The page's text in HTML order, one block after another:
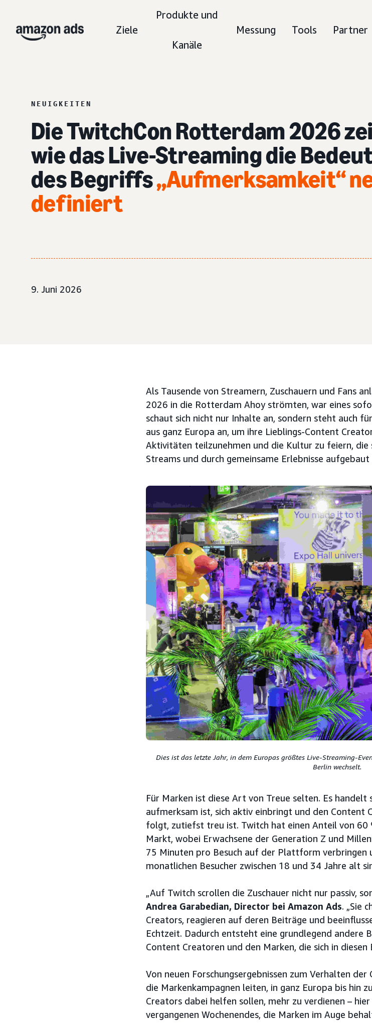
Ziele
Produkte und
Kanäle
Messung Tools Partner
NEUIGKEITEN
Die TwitchCon Rotterdam 2026
wie das Live-Streaming die
des Begriffs„Aufmerksamkeit“
definiert
9. Juni 2026
Als Tausende von Streamern, Zuschauern und Fans
2026 in die Rotterdam Ahoy strömten, war eines
schaut sich nicht nur Inhalte an, sondern steht auch
aus ganz Europa an, um ihre Lieblings-Content
Aktivitäten teilzunehmen und die Kultur zu feiern, die
Streams und durch gemeinsame Erlebnisse aufgebaut
Dies ist das letzte Jahr, in dem Europas größtes Live-Streaming-
Berlin wechselt.
Für Marken ist diese Art von Treue selten. Es handelt
aufmerksam ist, sich aktiv einbringt und den Content
folgt, zutiefst treu ist. Twitch hat einen Anteil von 60
Markt, wobei Erwachsene der Generation Z und
75 Minuten pro Besuch auf der Plattform
monatlichen Besucher zwischen 18 und 34 Jahre alt
„Auf Twitch scrollen die Zuschauer nicht nur passiv,
Andrea Garabedian, Director bei Amazon Ads. „Sie
Creators, reagieren auf deren Beiträge und
Echtzeit. Dadurch entsteht eine grundlegend andere
Content Creatoren und den Marken, die sich in
Von neuen Forschungsergebnissen zum Verhalten
die Markenkampagnen leiten, in ganz Europa bis hin
Creators dabei helfen sollen, mehr zu verdienen –
vergangenen Wochenendes, die Marken im Auge